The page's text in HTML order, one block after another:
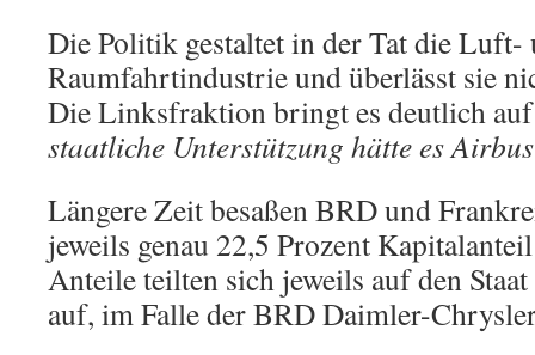
Die Politik gestaltet in der Tat die Luft-
Raumfahrtindustrie und überlässt sie
Die Linksfraktion bringt es deutlich
staatliche Unterstützung hätte es Airbus
Längere Zeit besaßen BRD und
jeweils genau 22,5 Prozent
Anteile teilten sich jeweils auf den
auf, im Falle der BRD Daimler-